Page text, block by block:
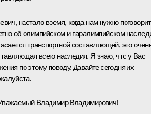
настало время, когда нам нужно
об олимпийском и паралимпийском
транспортной составляющей, это
всего наследия. Я знаю, что у Вас
по этому поводу. Давайте сегодня их
Владимир Владимирович!